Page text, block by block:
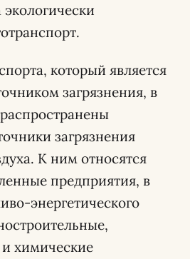
который является
загрязнения, в
загрязнения
К ним относятся
предприятия, в
энергетического
химические